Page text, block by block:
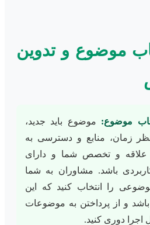
موضوع و تدوین
موضوع: موضوع باید جدید،
زمان، منابع و دسترسی به
علاقه و تخصص شما و دارای
باشد. مشاوران به شما
را انتخاب کنید که این
و از پرداختن به موضوعات
اجرا دوری کنید.